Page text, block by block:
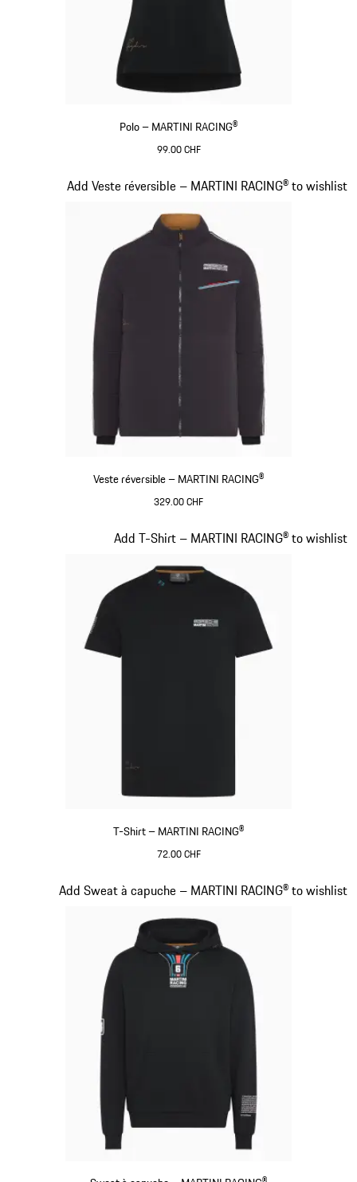
Polo – MARTINI RACING®
99.00 CHF
Veste réversible – MARTINI RACING®
329.00 CHF
Add Veste réversible – MARTINI RACING® to wishlist
Diapositive 7 sur 20
T-Shirt – MARTINI RACING®
72.00 CHF
Add T-Shirt – MARTINI RACING® to wishlist
Diapositive 8 sur 20
Add Sweat à capuche – MARTINI RACING® to wishlist
Diapositive 9 sur 20